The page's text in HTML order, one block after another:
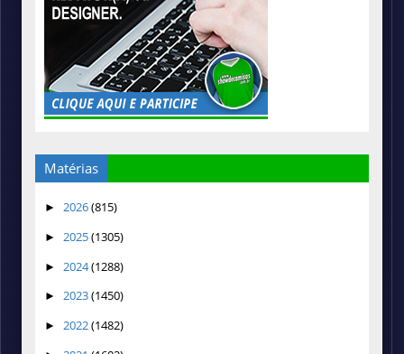
Matérias
► 2026(815)
► 2025(1305)
► 2024(1288)
► 2023(1450)
► 2022(1482)